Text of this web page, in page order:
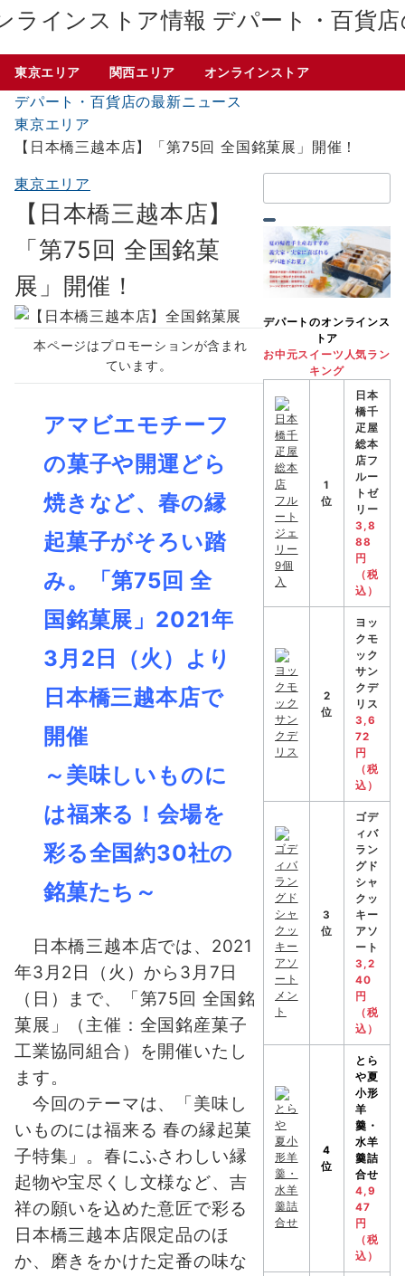
デパート・百貨
東京エリア 関西エリア オンラインストア
デパート・百貨店の最新ニュース
東京エリア
【日本橋三越本店】「第75回 全国銘菓展」開催！
東京エリア
【日本橋三越本店】
「第75回 全国銘菓
展」開催！
本ページはプロモーションが含まれ
ています。
アマビエモチーフ
の菓子や開運どら
焼きなど、春の縁
起菓子がそろい踏
み。「第75回 全
国銘菓展」2021年
3月2日（火）より
日本橋三越本店で
開催
～美味しいものに
は福来る！会場を
彩る全国約30社の
銘菓たち～
日本橋三越本店では、2021
年3月2日（火）から3月7日
（日）まで、「第75回 全国銘
菓展」（主催：全国銘産菓子
工業協同組合）を開催いたし
ます。
今回のテーマは、「美味し
いものには福来る 春の縁起菓
子特集」。春にふさわしい縁
起物や宝尽くし文様など、吉
祥の願いを込めた意匠で彩る
日本橋三越本店限定品のほ
か、磨きをかけた定番の味な
索：
デパートのオンラインス
トア
お中元スイーツ人気ラン
キング
1
位
日本
橋千
疋屋
総本
店フ
ルー
トゼ
リー
3,8
88
円
（税
込）
2
位
ヨッ
クモ
ック
サン
クデ
リス
3,6
72
円
（税
込）
3
位
ゴデ
ィバ
ラン
グド
シャ
クッ
キー
アソ
ート
3,2
40
円
（税
込）
4
位
とら
や夏
小形
羊
羹・
水羊
羹詰
合せ
4,9
47
円
（税
込）